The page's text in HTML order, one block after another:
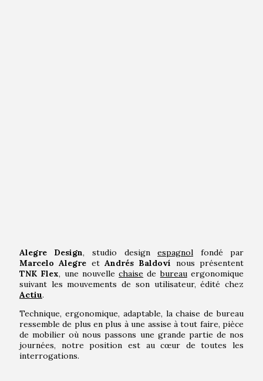
Alegre Design, studio designespagnol fondé par
Marcelo Alegre et Andrés Baldoví nous présentent
TNK Flex, une nouvellechaise debureauergonomique
suivant les mouvements de son utilisateur, édité chez
Actiu.
Technique, ergonomique, adaptable, la chaise de bureau
ressemble de plus en plus à une assise à tout faire, pièce
de mobilier où nous passons une grande partie de nos
journées, notre position est au cœur de toutes les
interrogations.